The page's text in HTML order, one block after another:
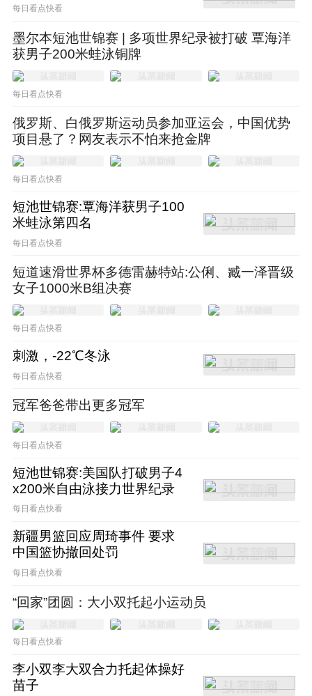
象以及在时尚圈的积累，宁泽涛个人活动数量
虽然锐减，但单次活动的金额在体育圈仍旧是
天花板般存在。就个人收入来说，即便是后来
炙手可热的体育明星，恐怕也很难与宁泽涛等
量齐观。
但是，去年的宁泽涛几乎没有什么商业价值可
言了。他的微博就是风向标。整个2022年，他
仅更新了几条微博，绝大多数都与高尔夫有
关，唯一的商务还是发生在2月28日。在媒体
例，一般商务都有社交媒体需求。有鉴于此，
我们可以得出一个结论：宁泽涛即便还有其他
时尚活动，也不会特别多。
宁泽涛的商业价值是如何下滑的？一方面，他
与国家队毕竟发生过冲突，很多不明真相者也
会认为他存在着不可推卸的责任，这会让很多
合作方望而却步。当然，这并不是最主要的，
在他刚退役那几年商务并不少。最主要的原因
还是他的性格，并不贪图名利。如果宁泽涛爱
音、快手、小红书这些短视频平台就可以赚得
盆满钵盈。很明显，他最近几年重心是高尔
夫，而不是赚钱之类的商务活动。
与此同时，随着他个人选择成为“隐身人”（这
与刘翔也有异曲同工之处），他的热度在消
退。在名利场，当你缺少曝光之后，在客户心
每日看点快看
墨尔本短池世锦赛 | 多项世界纪录被打破 覃海洋
获男子200米蛙泳铜牌
每日看点快看
俄罗斯、白俄罗斯运动员参加亚运会，中国优势
项目悬了？网友表示不怕来抢金牌
每日看点快看
短池世锦赛:覃海洋获男子100
米蛙泳第四名
每日看点快看
短道速滑世界杯多德雷赫特站:公俐、臧一泽晋级
女子1000米B组决赛
每日看点快看
刺激，-22℃冬泳
每日看点快看
冠军爸爸带出更多冠军
每日看点快看
短池世锦赛:美国队打破男子4
x200米自由泳接力世界纪录
每日看点快看
新疆男篮回应周琦事件 要求
中国篮协撤回处罚
每日看点快看
“回家”团圆：大小双托起小运动员
每日看点快看
李小双李大双合力托起体操好
苗子